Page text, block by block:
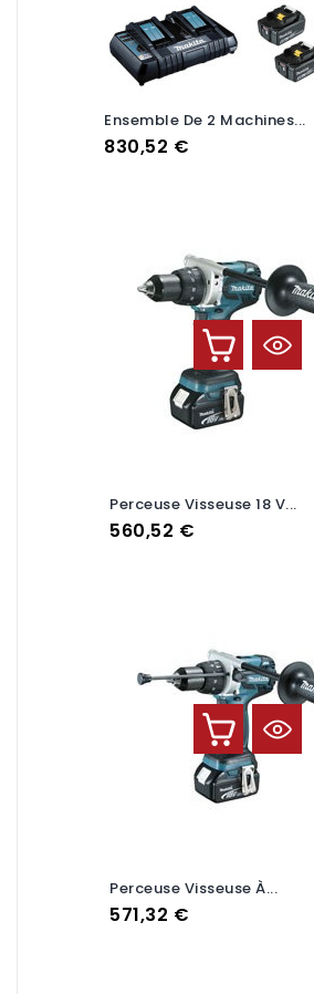
Ensemble De 2 Machines...
Prix
830,52 €
Perceuse Visseuse 18 V...
Prix
560,52 €
Perceuse Visseuse À...
Prix
571,32 €